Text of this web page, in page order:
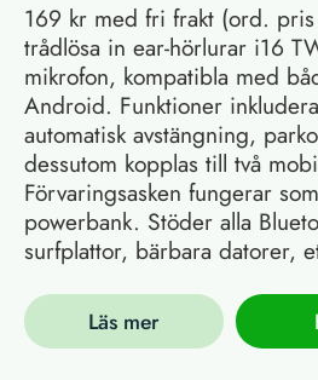
169 kr med fri frakt (ord.
trådlösa in ear-hörlurar i16
mikrofon, kompatibla med
Android. Funktioner
automatisk avstängning,
dessutom kopplas till två
Förvaringsasken fungerar
powerbank. Stöder alla
surfplattor, bärbara datorer,
Läs mer